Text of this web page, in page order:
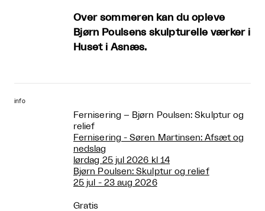
Over sommeren kan du opleve
Bjørn Poulsens skulpturelle værker i
Huset i Asnæs.
info
Fernisering – Bjørn Poulsen: Skulptur og
relief
Fernisering - Søren Martinsen: Afsæt og
nedslag
lørdag 25 jul 2026 kl 14
Bjørn Poulsen: Skulptur og relief
25 jul - 23 aug 2026
Gratis